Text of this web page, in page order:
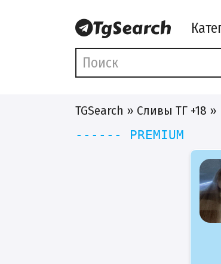
TGSearch » Сливы ТГ +18 »
------ PREMIUM